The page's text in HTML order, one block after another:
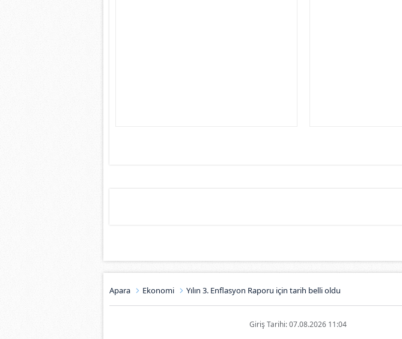
Apara Ekonomi Yılın 3. Enflasyon Raporu için tarih belli oldu
Giriş Tarihi: 07.08.2026 11:04